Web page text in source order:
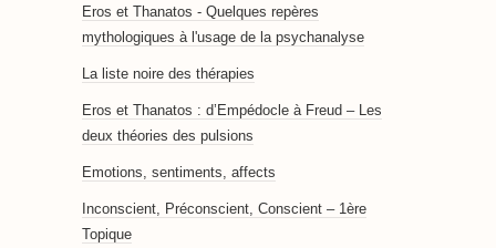
Eros et Thanatos - Quelques repères
mythologiques à l'usage de la psychanalyse
La liste noire des thérapies
Eros et Thanatos : d’Empédocle à Freud – Les
deux théories des pulsions
Emotions, sentiments, affects
Inconscient, Préconscient, Conscient – 1ère
Topique